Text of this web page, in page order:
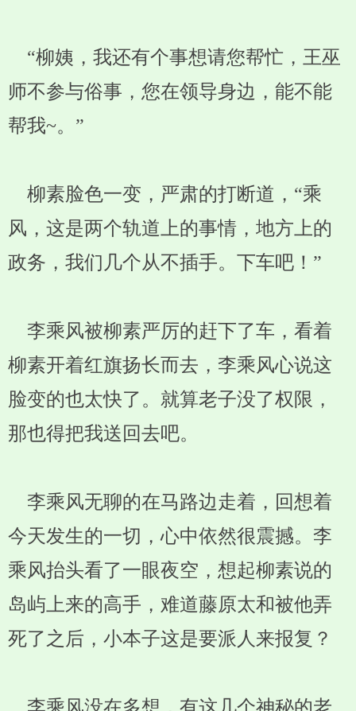
“柳姨，我还有个事想请您帮忙，王巫
师不参与俗事，您在领导身边，能不能
帮我~。”
柳素脸色一变，严肃的打断道，“乘
风，这是两个轨道上的事情，地方上的
政务，我们几个从不插手。下车吧！”
李乘风被柳素严厉的赶下了车，看着
柳素开着红旗扬长而去，李乘风心说这
脸变的也太快了。就算老子没了权限，
那也得把我送回去吧。
李乘风无聊的在马路边走着，回想着
今天发生的一切，心中依然很震撼。李
乘风抬头看了一眼夜空，想起柳素说的
岛屿上来的高手，难道藤原太和被他弄
死了之后，小本子这是要派人来报复？